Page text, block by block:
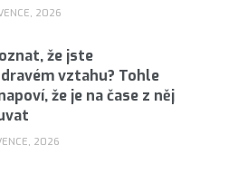
2026
že jste
vztahu? Tohle
že je na čase z něj
2026